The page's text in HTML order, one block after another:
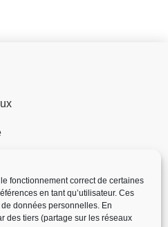
fonctionnement correct de certaines
en tant qu’utilisateur. Ces
données personnelles. En
des tiers (partage sur les réseaux